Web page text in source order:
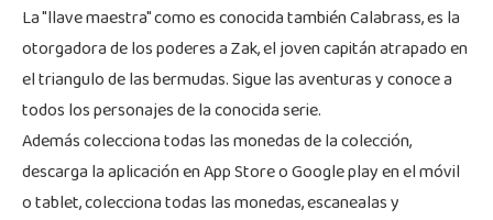
La "llave maestra" como es conocida también Calabrass, es la
otorgadora de los poderes a Zak, el joven capitán atrapado en
el triangulo de las bermudas. Sigue las aventuras y conoce a
todos los personajes de la conocida serie.
Además colecciona todas las monedas de la colección,
descarga la aplicación en App Store o Google play en el móvil
o tablet, colecciona todas las monedas, escanealas y